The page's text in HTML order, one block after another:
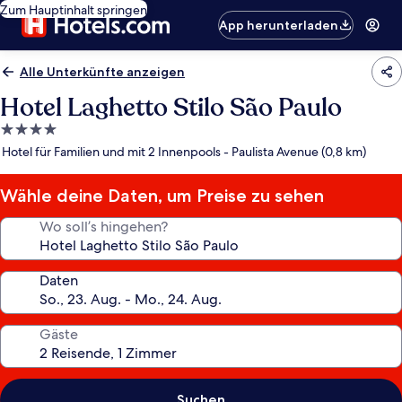
Zum Hauptinhalt springen
App herunterladen
Alle Unterkünfte anzeigen
Hotel Laghetto Stilo São Paulo
4.0-
Sterne-
Hotel für Familien und mit 2 Innenpools - Paulista Avenue (0,8 km)
Wähle deine Daten, um Preise zu sehen
Wo soll’s hingehen?
Daten
Gäste